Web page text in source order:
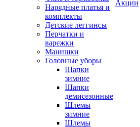
Нарядные платья и
комплекты
Детские леггинсы
Перчатки и
варежки
Манишки
Головные уборы
Шапки
зимние
Шапки
демисезонные
Шлемы
зимние
Шлемы
Акции